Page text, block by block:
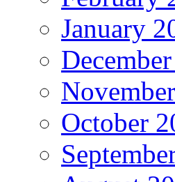
January
October